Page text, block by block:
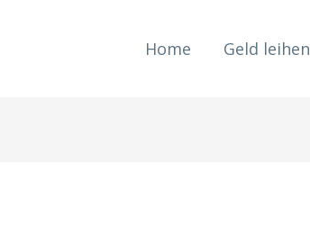
Home Geld leihen